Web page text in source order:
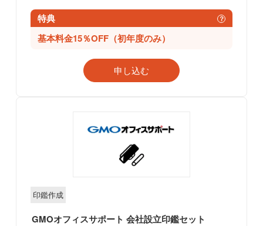
特典 ？
基本料金15％OFF（初年度のみ）
申し込む
印鑑作成
GMOオフィスサポート 会社設立印鑑セット